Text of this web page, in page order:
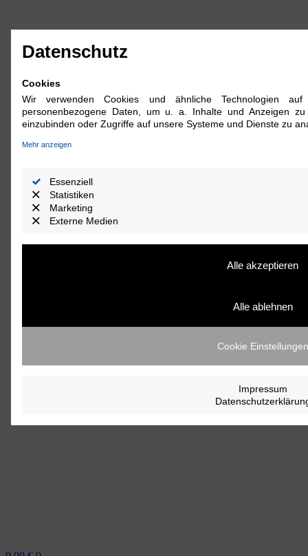
Datenschutz
Cookies
Wir verwenden Cookies und ähnliche Technologien
personenbezogene Daten, um u. a. Inhalte und Anzeigen
einzubinden oder Zugriffe auf unsere Systeme und Dienste zu
Mehr anzeigen
Essenziell
Statistiken
Marketing
Externe Medien
Alle akzeptieren
Alle ablehnen
Cookie Einstellungen
Impressum